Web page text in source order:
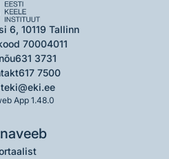
6, 10119 Tallinn
70004011
631 3731
617 7500
eki@eki.ee
App 1.48.0